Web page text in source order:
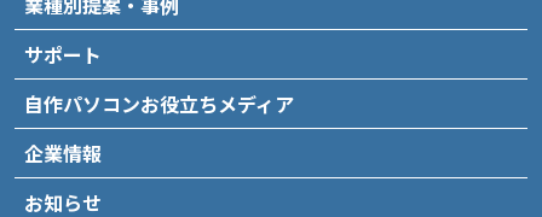
サポート
自作パソコンお役立ちメディア
企業情報
お知らせ